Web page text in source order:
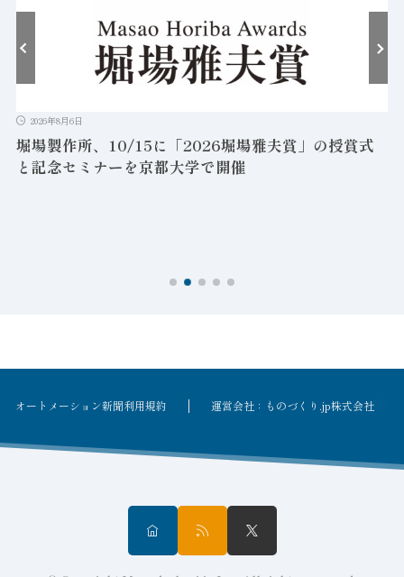
2026年8月6日
堀場製作所、10/15に「2026堀場雅夫賞」の授賞式
と記念セミナーを京都大学で開催
オートメーション新聞利用規約 運営会社：ものづくり.jp株式会社